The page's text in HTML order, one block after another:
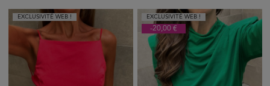
EXCLUSIVITÉ WEB ! EXCLUSIVITÉ WEB !
-20,00 €